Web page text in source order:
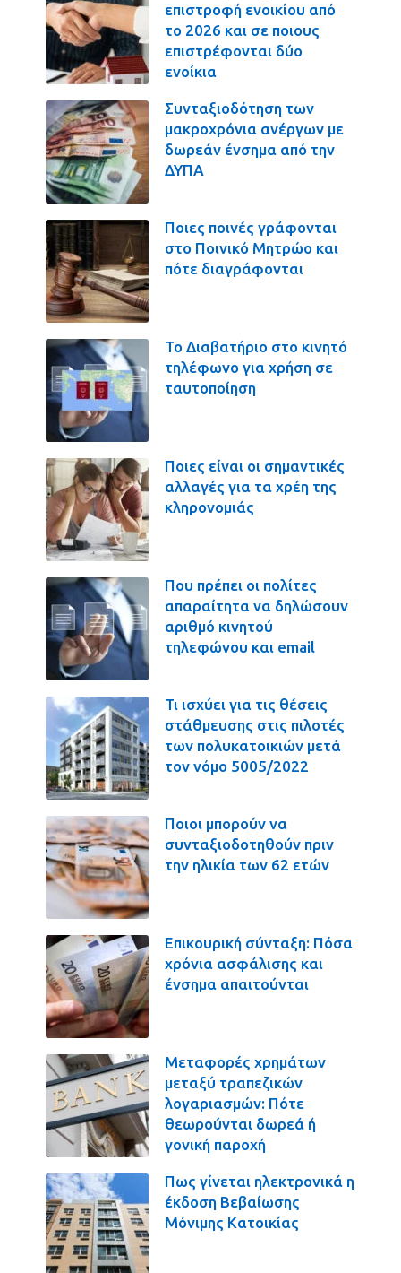
επιστροφή ενοικίου από
το 2026 και σε ποιους
επιστρέφονται δύο
ενοίκια
Συνταξιοδότηση των
μακροχρόνια ανέργων με
δωρεάν ένσημα από την
ΔΥΠΑ
Ποιες ποινές γράφονται
στο Ποινικό Μητρώο και
πότε διαγράφονται
Το Διαβατήριο στο κινητό
τηλέφωνο για χρήση σε
ταυτοποίηση
Ποιες είναι οι σημαντικές
αλλαγές για τα χρέη της
κληρονομιάς
Που πρέπει οι πολίτες
απαραίτητα να δηλώσουν
αριθμό κινητού
τηλεφώνου και email
Τι ισχύει για τις θέσεις
στάθμευσης στις πιλοτές
των πολυκατοικιών μετά
τον νόμο 5005/2022
Ποιοι μπορούν να
συνταξιοδοτηθούν πριν
την ηλικία των 62 ετών
Επικουρική σύνταξη: Πόσα
χρόνια ασφάλισης και
ένσημα απαιτούνται
Μεταφορές χρημάτων
μεταξύ τραπεζικών
λογαριασμών: Πότε
θεωρούνται δωρεά ή
γονική παροχή
Πως γίνεται ηλεκτρονικά η
έκδοση Βεβαίωσης
Μόνιμης Κατοικίας